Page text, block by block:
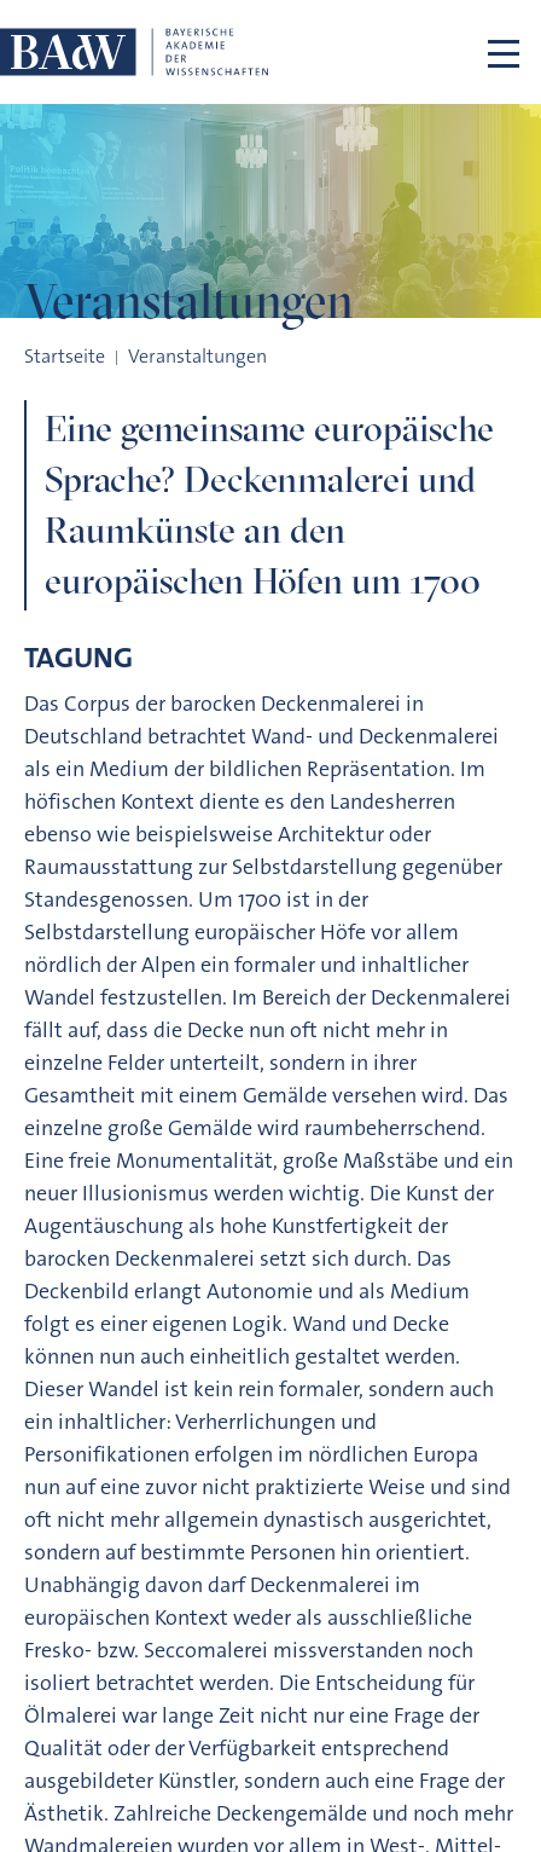
Veranstaltungen
Startseite Veranstaltungen
Eine gemeinsame europäische
Sprache? Deckenmalerei und
Raumkünste an den
europäischen Höfen um 1700
TAGUNG
Das Corpus der barocken Deckenmalerei in
Deutschland betrachtet Wand- und Deckenmalerei
als ein Medium der bildlichen Repräsentation. Im
höfischen Kontext diente es den Landesherren
ebenso wie beispielsweise Architektur oder
Raumausstattung zur Selbstdarstellung gegenüber
Standesgenossen. Um 1700 ist in der
Selbstdarstellung europäischer Höfe vor allem
nördlich der Alpen ein formaler und inhaltlicher
Wandel festzustellen. Im Bereich der Deckenmalerei
fällt auf, dass die Decke nun oft nicht mehr in
einzelne Felder unterteilt, sondern in ihrer
Gesamtheit mit einem Gemälde versehen wird. Das
einzelne große Gemälde wird raumbeherrschend.
Eine freie Monumentalität, große Maßstäbe und ein
neuer Illusionismus werden wichtig. Die Kunst der
Augentäuschung als hohe Kunstfertigkeit der
barocken Deckenmalerei setzt sich durch. Das
Deckenbild erlangt Autonomie und als Medium
folgt es einer eigenen Logik. Wand und Decke
können nun auch einheitlich gestaltet werden.
Dieser Wandel ist kein rein formaler, sondern auch
ein inhaltlicher: Verherrlichungen und
Personifikationen erfolgen im nördlichen Europa
nun auf eine zuvor nicht praktizierte Weise und sind
oft nicht mehr allgemein dynastisch ausgerichtet,
sondern auf bestimmte Personen hin orientiert.
Unabhängig davon darf Deckenmalerei im
europäischen Kontext weder als ausschließliche
Fresko- bzw. Seccomalerei missverstanden noch
isoliert betrachtet werden. Die Entscheidung für
Ölmalerei war lange Zeit nicht nur eine Frage der
Qualität oder der Verfügbarkeit entsprechend
ausgebildeter Künstler, sondern auch eine Frage der
Ästhetik. Zahlreiche Deckengemälde und noch mehr
Wandmalereien wurden vor allem in West-, Mittel-